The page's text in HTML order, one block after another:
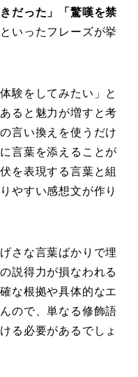
だった」「驚嘆を禁
といったフレーズが挙
験をしてみたい」と
ると魅力が増すと考
言い換えを使うだけ
言葉を添えることが
を表現する言葉と組
やすい感想文が作り
さな言葉ばかりで埋
説得力が損なわれる
な根拠や具体的なエ
ので、単なる修飾語
る必要があるでしょ